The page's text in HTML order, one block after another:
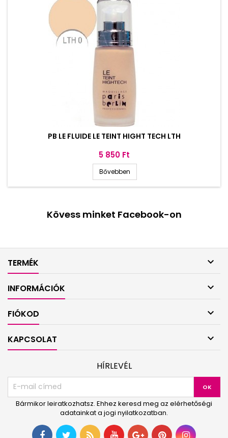
PB LE FLUIDE LE TEINT HIGHT TECH LTH
Ár
5 850 Ft
Bővebben
Kövess minket Facebook-on
TERMÉK 
INFORMÁCIÓK 
FIÓKOD 
KAPCSOLAT 
HÍRLEVÉL
Bármikor leiratkozhatsz. Ehhez keresd meg az elérhetőségi
adatainkat a jogi nyilatkozatban.